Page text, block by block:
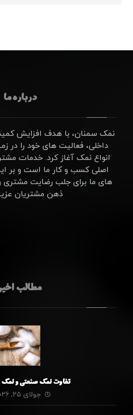
درباره ما
نمک سمنان، با هدف افزایش
داخلی، فعالیت های خود را در
انواع نمک آغاز کرد. خدمات
اصلی کسب و کار ما است و بر
های ما برای جلب رضایت مشتری
ذهن مشتریان
مطالب
تفاوت نمک صنعتی و نمک
جولای ۲۵, ۲۰۲۶